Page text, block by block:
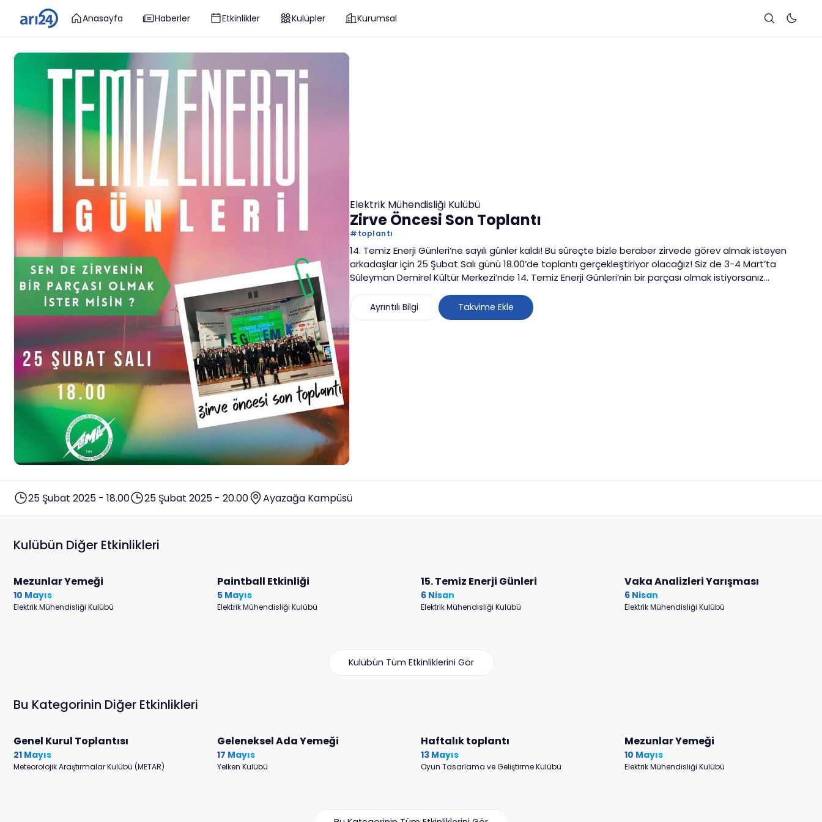
Anasayfa Haberler Etkinlikler Kulüpler Kurumsal
Elektrik Mühendisliği Kulübü
Zirve Öncesi Son Toplantı
#toplantı
14. Temiz Enerji Günleri’ne sayılı günler kaldı! Bu süreçte bizle beraber zirvede görev almak isteyen
arkadaşlar için 25 Şubat Salı günü 18.00’de toplantı gerçekleştiriyor olacağız! Siz de 3-4 Mart’ta
Süleyman Demirel Kültür Merkezi’nde 14. Temiz Enerji Günleri’nin bir parçası olmak istiyorsanız
Ayrıntılı Bilgi Takvime Ekle
25 Şubat 2025 - 18.00 25 Şubat 2025 - 20.00 Ayazağa Kampüsü
Kulübün Diğer Etkinlikleri
Mezunlar Yemeği
10 Mayıs
Elektrik Mühendisliği Kulübü
Paintball Etkinliği
5 Mayıs
Elektrik Mühendisliği Kulübü
15. Temiz Enerji Günleri
6 Nisan
Elektrik Mühendisliği Kulübü
Vaka Analizleri Yarışması
6 Nisan
Elektrik Mühendisliği Kulübü
Kulübün Tüm Etkinliklerini Gör
Bu Kategorinin Diğer Etkinlikleri
Genel Kurul Toplantısı
21 Mayıs
Meteorolojik Araştırmalar Kulübü (METAR)
Geleneksel Ada Yemeği
17 Mayıs
Yelken Kulübü
Haftalık toplantı
13 Mayıs
Oyun Tasarlama ve Geliştirme Kulübü
Mezunlar Yemeği
10 Mayıs
Elektrik Mühendisliği Kulübü